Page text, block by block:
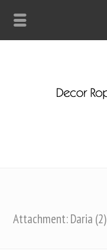
Attachment: Daria (2)